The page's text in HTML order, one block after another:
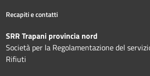
Recapiti e contatti
SRR Trapani provincia nord
Società per la Regolamentazione del
Rifiuti